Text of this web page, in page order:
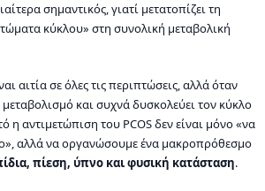
σημαντικός, γιατί μετατοπίζει τη
κύκλου» στη συνολική μεταβολική
αιτία σε όλες τις περιπτώσεις, αλλά όταν
και συχνά δυσκολεύει τον κύκλο
η αντιμετώπιση του PCOS δεν είναι μόνο «να
αλλά να οργανώσουμε ένα μακροπρόθεσμο
πίεση, ύπνο και φυσική κατάσταση.